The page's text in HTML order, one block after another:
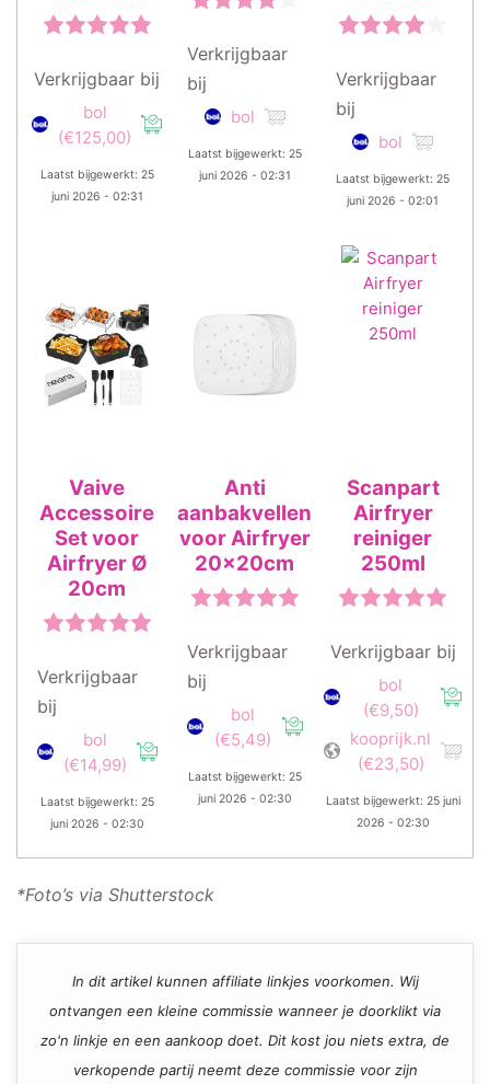
Verkrijgbaar bij
bol
(€125,00)
Laatst bijgewerkt: 25
juni 2026 - 02:31
Verkrijgbaar
bij
bol
Laatst bijgewerkt: 25
juni 2026 - 02:31
Verkrijgbaar
bij
bol
Laatst bijgewerkt: 25
juni 2026 - 02:01
Vaive
Accessoire
Set voor
Airfryer Ø
20cm
Verkrijgbaar
bij
bol
(€14,99)
Laatst bijgewerkt: 25
juni 2026 - 02:30
Anti
aanbakvellen
voor Airfryer
20x20cm
Verkrijgbaar
bij
bol
(€5,49)
Laatst bijgewerkt: 25
juni 2026 - 02:30
Scanpart
Airfryer
reiniger
250ml
Verkrijgbaar bij
bol
(€9,50)
kooprijk.nl
(€23,50)
Laatst bijgewerkt: 25 juni
2026 - 02:30
*Foto’s via Shutterstock
In dit artikel kunnen affiliate linkjes voorkomen. Wij
ontvangen een kleine commissie wanneer je doorklikt via
zo'n linkje en een aankoop doet. Dit kost jou niets extra, de
verkopende partij neemt deze commissie voor zijn